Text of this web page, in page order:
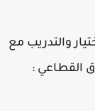
والتدريب مع
القطاعي :